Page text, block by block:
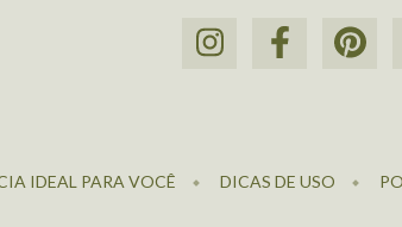
IDEAL PARA VOCÊ DICAS DE USO